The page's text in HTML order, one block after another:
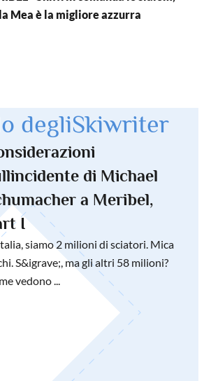
Mea è la migliore azzurra
degliSkiwriter
di Michael
a Meribel,
I
siamo 2 milioni di sciatori. Mica
S&igrave;, ma gli altri 58 milioni?
vedono ...